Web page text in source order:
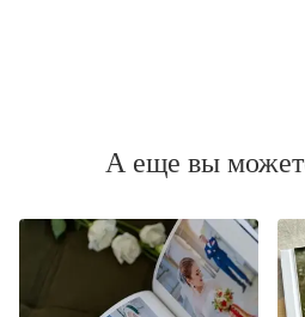
А еще вы